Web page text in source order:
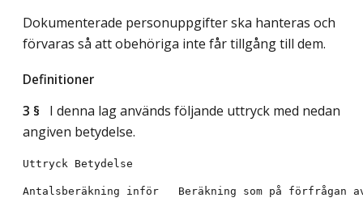
Dokumenterade personuppgifter ska hanteras och
förvaras så att obehöriga inte får tillgång till dem.
Definitioner
3 § I denna lag används följande uttryck med nedan
angiven betydelse.